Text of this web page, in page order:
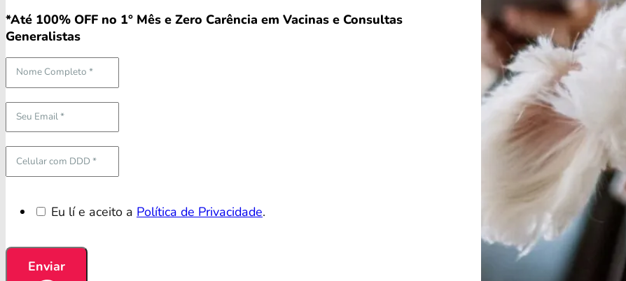
*Até 100% OFF no 1° Mês e Zero Carência em Vacinas e Consultas
Generalistas
Eu lí e aceito a Política de Privacidade.
Enviar